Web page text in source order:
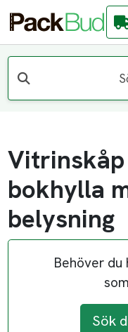
bokhylla
belysning
Behöver
Sök